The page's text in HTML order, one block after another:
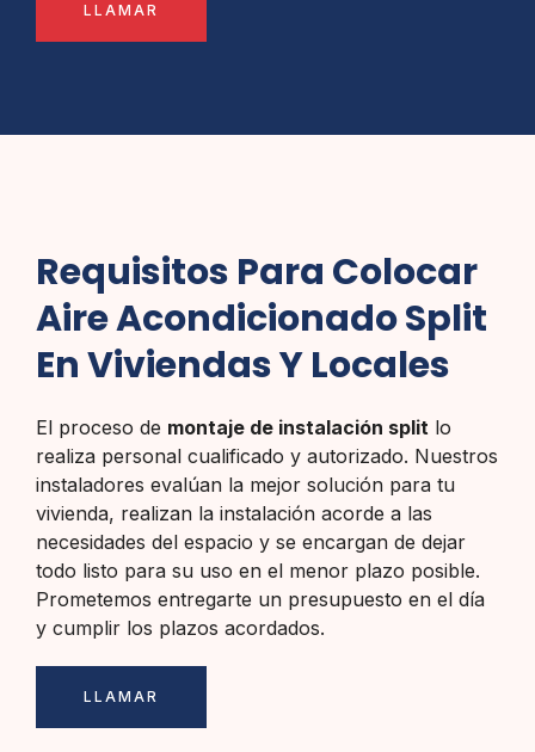
LLAMAR
Requisitos Para Colocar
Aire Acondicionado Split
En Viviendas Y Locales
El proceso de montaje de instalación split lo
realiza personal cualificado y autorizado. Nuestros
instaladores evalúan la mejor solución para tu
vivienda, realizan la instalación acorde a las
necesidades del espacio y se encargan de dejar
todo listo para su uso en el menor plazo posible.
Prometemos entregarte un presupuesto en el día
y cumplir los plazos acordados.
LLAMAR